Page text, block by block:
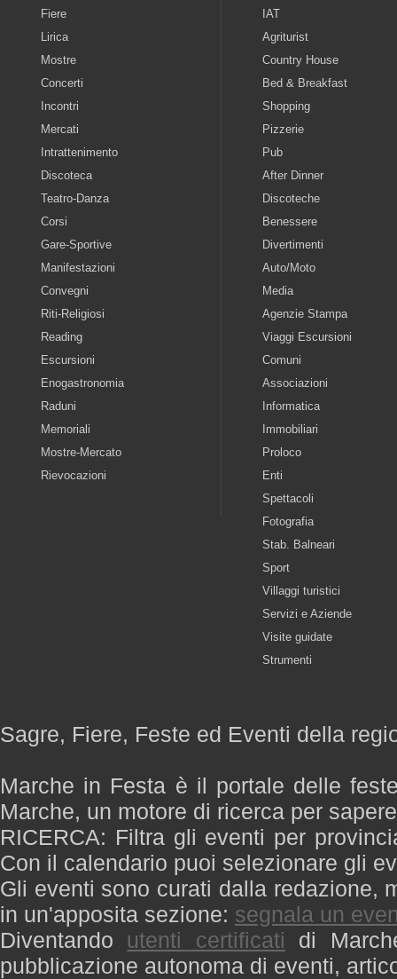
Fiere
Lirica
Mostre
Concerti
Incontri
Mercati
Intrattenimento
Discoteca
Teatro-Danza
Corsi
Gare-Sportive
Manifestazioni
Convegni
Riti-Religiosi
Reading
Escursioni
Enogastronomia
Raduni
Memoriali
Mostre-Mercato
Rievocazioni
IAT
Agriturist
Country House
Bed & Breakfast
Shopping
Pizzerie
Pub
After Dinner
Discoteche
Benessere
Divertimenti
Auto/Moto
Media
Agenzie Stampa
Viaggi Escursioni
Comuni
Associazioni
Informatica
Immobiliari
Proloco
Enti
Spettacoli
Fotografia
Stab. Balneari
Sport
Villaggi turistici
Servizi e Aziende
Visite guidate
Strumenti
Sagre, Fiere, Feste ed Eventi della
Marche in Festa è il portale delle
Marche, un motore di ricerca per
RICERCA: Filtra gli eventi per
Con il calendario puoi selezionare gli
Gli eventi sono curati dalla redazione,
in un'apposita sezione: segnala un
Diventando utenti certificati di
pubblicazione autonoma di eventi,